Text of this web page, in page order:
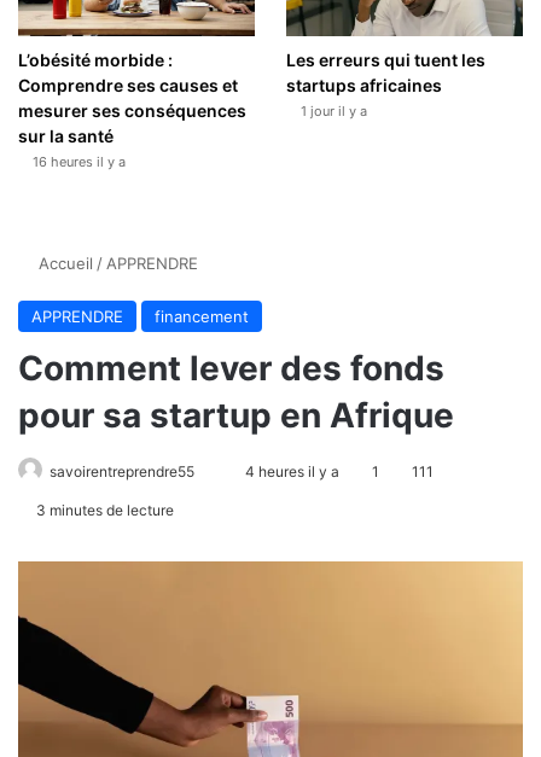
L’obésité morbide :
Comprendre ses causes et
mesurer ses conséquences
sur la santé
16 heures il y a
Les erreurs qui tuent les
startups africaines
1 jour il y a